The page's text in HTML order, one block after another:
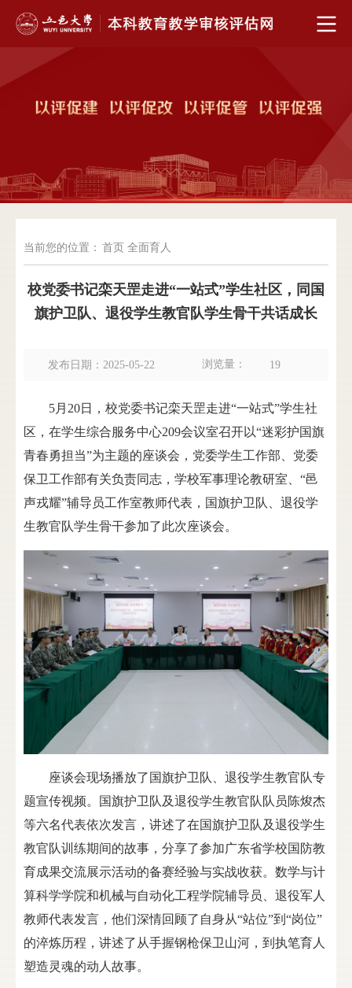
当前您的位置： 首页 全面育人
校党委书记栾天罡走进“一站式”学生社区，同国
旗护卫队、退役学生教官队学生骨干共话成长
发布日期：2025-05-22 浏览量： 19
5月20日，校党委书记栾天罡走进“一站式”学生社
区，在学生综合服务中心209会议室召开以“迷彩护国旗
青春勇担当”为主题的座谈会，党委学生工作部、党委
保卫工作部有关负责同志，学校军事理论教研室、“邑
声戎耀”辅导员工作室教师代表，国旗护卫队、退役学
生教官队学生骨干参加了此次座谈会。
座谈会现场播放了国旗护卫队、退役学生教官队专
题宣传视频。国旗护卫队及退役学生教官队队员陈焌杰
等六名代表依次发言，讲述了在国旗护卫队及退役学生
教官队训练期间的故事，分享了参加广东省学校国防教
育成果交流展示活动的备赛经验与实战收获。数学与计
算科学学院和机械与自动化工程学院辅导员、退役军人
教师代表发言，他们深情回顾了自身从“站位”到“岗位”
的淬炼历程，讲述了从手握钢枪保卫山河，到执笔育人
塑造灵魂的动人故事。